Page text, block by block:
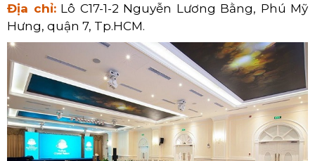
Địa chỉ:Lô C17-1-2 Nguyễn Lương Bằng, Phú Mỹ
Hưng, quận 7, Tp.HCM.